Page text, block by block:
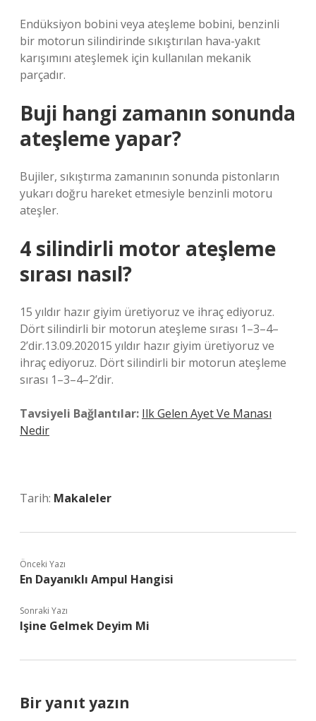
Endüksiyon bobini veya ateşleme bobini, benzinli
bir motorun silindirinde sıkıştırılan hava-yakıt
karışımını ateşlemek için kullanılan mekanik
parçadır.
Buji hangi zamanın sonunda
ateşleme yapar?
Bujiler, sıkıştırma zamanının sonunda pistonların
yukarı doğru hareket etmesiyle benzinli motoru
ateşler.
4 silindirli motor ateşleme
sırası nasıl?
15 yıldır hazır giyim üretiyoruz ve ihraç ediyoruz.
Dört silindirli bir motorun ateşleme sırası 1–3–4–
2’dir.13.09.202015 yıldır hazır giyim üretiyoruz ve
ihraç ediyoruz. Dört silindirli bir motorun ateşleme
sırası 1–3–4–2’dir.
Tavsiyeli Bağlantılar: Ilk Gelen Ayet Ve Manası
Nedir
Tarih: Makaleler
Önceki Yazı
En Dayanıklı Ampul Hangisi
Sonraki Yazı
Işine Gelmek Deyim Mi
Bir yanıt yazın